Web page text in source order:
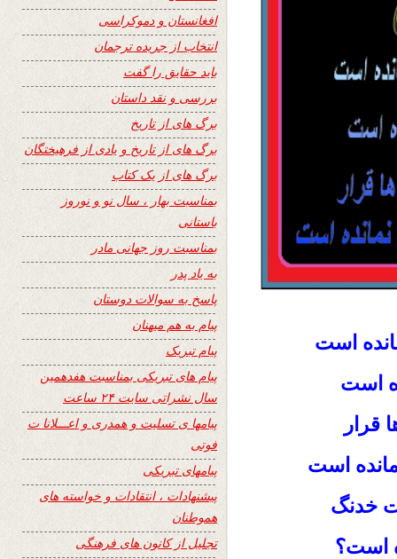
است
است
قرار
است
خدنگ
است؟
افغانستان و دموکراسی
انتخاب از جریده ترجمان
باید حقایق را گفت
بررسی و نقد داستان
برگ های از تاریخ
برگ های از تاریخ و یادی از فرهیختگان
برگ های از یک کتاب
بمناسبت بهار ، سال نو و نوروز
باستانی
بمناسبت روز جهانی مادر
به یاد پدر
پاسخ به سوالات دوستان
پیام به هم میهنان
پیام تبریک
پیام های تبریکی بمناسبت هفدهمین
سال نشراتی سایت ۲۴ ساعت
پیامها ی تسلیت و همدری و اعـــلانا ت
فوتی
پیامهای تبریکی
پیشنهادات ، انتقادات و خواسته های
هموطنان
تجلیل از کانون های فرهنگی